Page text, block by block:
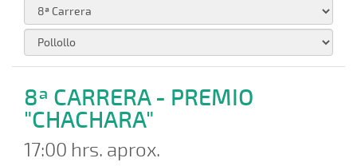
8ª CARRERA - PREMIO
"CHACHARA"
17:00 hrs. aprox.